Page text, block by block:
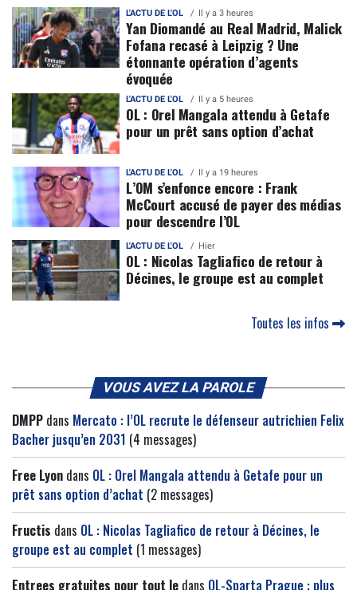
L'ACTU DE L'OL Il y a 3 heures
Yan Diomandé au Real Madrid, Malick
Fofana recasé à Leipzig ? Une
étonnante opération d’agents
évoquée
L'ACTU DE L'OL Il y a 5 heures
OL : Orel Mangala attendu à Getafe
pour un prêt sans option d’achat
L'ACTU DE L'OL Il y a 19 heures
L’OM s’enfonce encore : Frank
McCourt accusé de payer des médias
pour descendre l’OL
L'ACTU DE L'OL Hier
OL : Nicolas Tagliafico de retour à
Décines, le groupe est au complet
Toutes les infos
VOUS AVEZ LA PAROLE
DMPP dans Mercato : l’OL recrute le défenseur autrichien Felix
Bacher jusqu’en 2031 (4 messages)
Free Lyon dans OL : Orel Mangala attendu à Getafe pour un
prêt sans option d’achat (2 messages)
Fructis dans OL : Nicolas Tagliafico de retour à Décines, le
groupe est au complet (1 messages)
Entrees gratuites pour tout le dans OL-Sparta Prague : plus